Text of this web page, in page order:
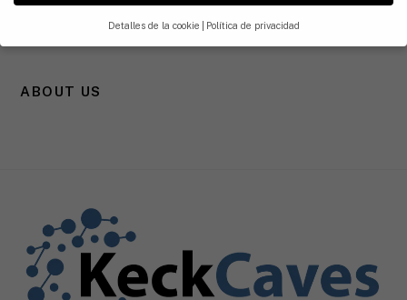
ABOUT US
Detalles de la cookie Política de privacidad
Preferencia de privaci
anuncios y contenidos personalizados o medición de anuncios y
contenidos.
Puede encontrar más información sobre el uso de
sus datos en nuestra
política de privacidad
oferta no es obligatorio dar su consentimiento al tratamiento de
sus datos.
Tenga en cuenta que, en función de la configuración